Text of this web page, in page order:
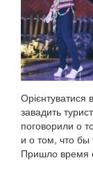
Орієнтуватися
завадить
поговорили о
и о том, что бы
Пришло время